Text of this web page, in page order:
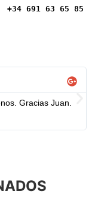
691 63 65 85
Gracias Juan.